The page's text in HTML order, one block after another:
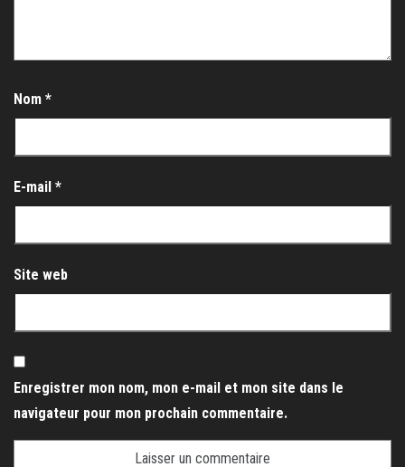
Nom *
E-mail *
Site web
Enregistrer mon nom, mon e-mail et mon site dans le
navigateur pour mon prochain commentaire.